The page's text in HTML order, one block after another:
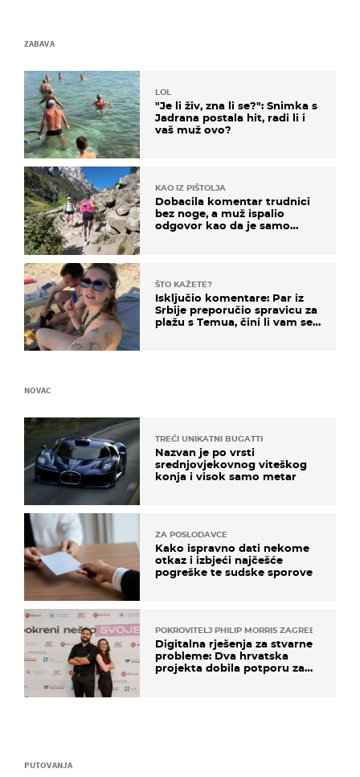
ZABAVA
LOL
"Je li živ, zna li se?": Snimka s
Jadrana postala hit, radi li i
vaš muž ovo?
KAO IZ PIŠTOLJA
Dobacila komentar trudnici
bez noge, a muž ispalio
odgovor kao da je samo
ŠTO KAŽETE?
Isključio komentare: Par iz
Srbije preporučio spravicu za
plažu s Temua, čini li vam se
PUTOVANJA
NOVAC
TREĆI UNIKATNI BUGATTI
Nazvan je po vrsti
srednjovjekovnog viteškog
konja i visok samo metar
ZA POSLODAVCE
Kako ispravno dati nekome
otkaz i izbjeći najčešće
pogreške te sudske sporove
POKROVITELJ PHILIP MORRIS ZAGREB
Digitalna rješenja za stvarne
probleme: Dva hrvatska
projekta dobila potporu za